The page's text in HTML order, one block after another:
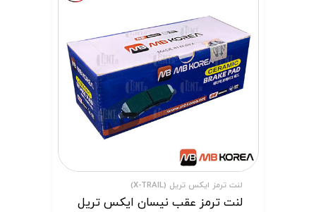
لنت ترمز ایکس تریل (X-TRAIL)
لنت ترمز عقب نیسان ایکس تریل